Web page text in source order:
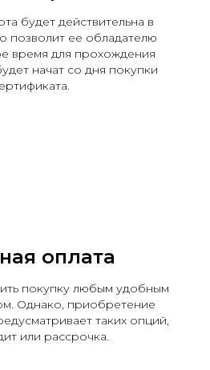
будет действительна в
позволит ее обладателю
время для прохождения
начат со дня покупки
оплата
покупку любым удобным
Однако, приобретение
таких опций,
или рассрочка.